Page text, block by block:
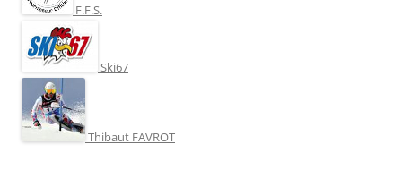
F.F.S.
Ski67
Thibaut FAVROT